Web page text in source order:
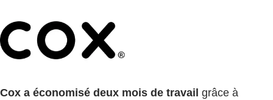
Cox a économisé deux mois de travail grâce à